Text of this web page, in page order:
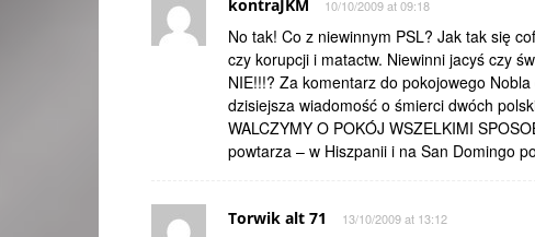
kontraJKM 10/10/2009 at 09:18
No tak! Co z niewinnym PSL? Jak tak się
czy korupcji i matactw. Niewinni jacyś czy
NIE!!!? Za komentarz do pokojowego
dzisiejsza wiadomość o śmierci dwóch
WALCZYMY O POKÓJ WSZELKIMI
powtarza – w Hiszpanii i na San Domingo
Torwik alt 71 13/10/2009 at 13:12